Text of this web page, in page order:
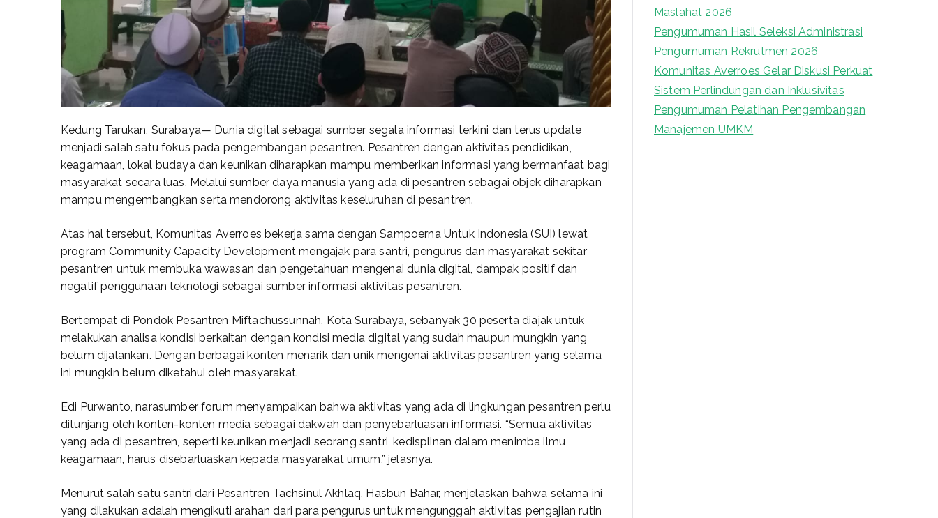
Kedung Tarukan, Surabaya— Dunia digital sebagai sumber segala informasi terkini dan terus update
menjadi salah satu fokus pada pengembangan pesantren. Pesantren dengan aktivitas pendidikan,
keagamaan, lokal budaya dan keunikan diharapkan mampu memberikan informasi yang bermanfaat bagi
masyarakat secara luas. Melalui sumber daya manusia yang ada di pesantren sebagai objek diharapkan
mampu mengembangkan serta mendorong aktivitas keseluruhan di pesantren.
Atas hal tersebut, Komunitas Averroes bekerja sama dengan Sampoerna Untuk Indonesia (SUI) lewat
program Community Capacity Development mengajak para santri, pengurus dan masyarakat sekitar
pesantren untuk membuka wawasan dan pengetahuan mengenai dunia digital, dampak positif dan
negatif penggunaan teknologi sebagai sumber informasi aktivitas pesantren.
Bertempat di Pondok Pesantren Miftachussunnah, Kota Surabaya, sebanyak 30 peserta diajak untuk
melakukan analisa kondisi berkaitan dengan kondisi media digital yang sudah maupun mungkin yang
belum dijalankan. Dengan berbagai konten menarik dan unik mengenai aktivitas pesantren yang selama
ini mungkin belum diketahui oleh masyarakat.
Edi Purwanto, narasumber forum menyampaikan bahwa aktivitas yang ada di lingkungan pesantren perlu
ditunjang oleh konten-konten media sebagai dakwah dan penyebarluasan informasi. “Semua aktivitas
yang ada di pesantren, seperti keunikan menjadi seorang santri, kedisplinan dalam menimba ilmu
keagamaan, harus disebarluaskan kepada masyarakat umum,” jelasnya.
Menurut salah satu santri dari Pesantren Tachsinul Akhlaq, Hasbun Bahar, menjelaskan bahwa selama ini
yang dilakukan adalah mengikuti arahan dari para pengurus untuk mengunggah aktivitas pengajian rutin
Maslahat 2026
Pengumuman Hasil Seleksi Administrasi
Pengumuman Rekrutmen 2026
Komunitas Averroes Gelar Diskusi Perkuat
Sistem Perlindungan dan Inklusivitas
Pengumuman Pelatihan Pengembangan
Manajemen UMKM